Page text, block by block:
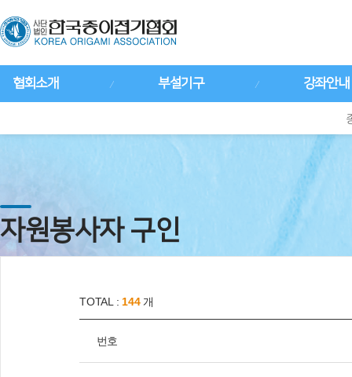
협회소개 부설기구 강좌안내
자원봉사자 구인
TOTAL : 144개
번호